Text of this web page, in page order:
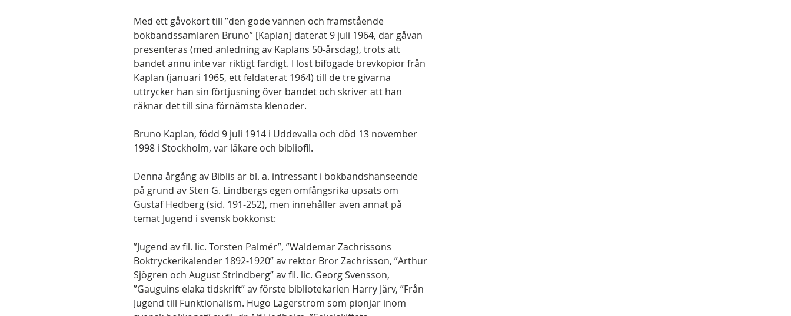
Med ett gåvokort till ”den gode vännen och framstående
bokbandssamlaren Bruno” [Kaplan] daterat 9 juli 1964, där gåvan
presenteras (med anledning av Kaplans 50-årsdag), trots att
bandet ännu inte var riktigt färdigt. I löst bifogade brevkopior från
Kaplan (januari 1965, ett feldaterat 1964) till de tre givarna
uttrycker han sin förtjusning över bandet och skriver att han
räknar det till sina förnämsta klenoder.
Bruno Kaplan, född 9 juli 1914 i Uddevalla och död 13 november
1998 i Stockholm, var läkare och bibliofil.
Denna årgång av Biblis är bl. a. intressant i bokbandshänseende
på grund av Sten G. Lindbergs egen omfångsrika upsats om
Gustaf Hedberg (sid. 191-252), men innehåller även annat på
temat Jugend i svensk bokkonst:
”Jugend av fil. lic. Torsten Palmér”, ”Waldemar Zachrissons
Boktryckerikalender 1892-1920” av rektor Bror Zachrisson, ”Arthur
Sjögren och August Strindberg” av fil. lic. Georg Svensson,
”Gauguins elaka tidskrift” av förste bibliotekarien Harry Järv, ”Från
Jugend till Funktionalism. Hugo Lagerström som pionjär inom